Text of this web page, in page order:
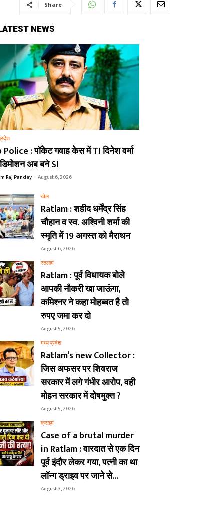
Share
NEWS
: पॉकेट गवाह केस में TI दिनेश वर्मा
अब बने SI
Raj Pandey - August 6, 2026
खेल
Ratlam : शहीद धर्मेंद्र सिंह
चौहान व स्व. अश्विनी शर्मा की
स्मृति में 19 अगस्त को मैराथन
August 6, 2026
रतलाम
Ratlam : पूर्व विधायक बोले
आपकी नौकरी खा जाऊंगा,
कमिश्नर ने कहा मोहब्बत है तो
रुपए जमा कर दो
August 5, 2026
मध्य प्रदेश
Ratlam’s new Collector :
जिस अफसर पर शिवराज
सरकार में लगे गंभीर आरोप, वही
मोहन सरकार में दोषमुक्त ?
August 5, 2026
क्राइम
Case of a brutal murder
in Ratlam : वारदात से एक दिन
पूर्व इंदौर लेकर गया, पत्नी का था
लॉन्ग ड्राइव पर जाने से...
August 3, 2026